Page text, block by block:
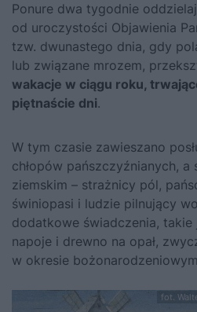
Ponure dwa tygodnie
od uroczystości Objawienia
tzw. dwunastego dnia, gdy
lub związane mrozem,
wakacje w ciągu roku,
piętnaście dni.
W tym czasie zawieszano
chłopów pańszczyźnianych, a
ziemskim – strażnicy pól,
świniopasi i ludzie pilnujący
dodatkowe świadczenia, takie
napoje i drewno na opał,
w okresie
fot.